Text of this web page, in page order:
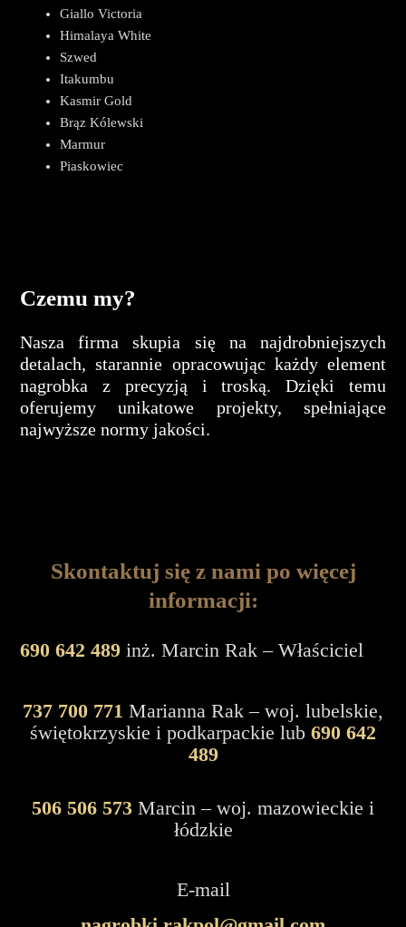
Giallo Victoria
Himalaya White
Szwed
Itakumbu
Kasmir Gold
Brąz Kólewski
Marmur
Piaskowiec
Czemu my?
Nasza firma skupia się na najdrobniejszych
detalach, starannie opracowując każdy element
nagrobka z precyzją i troską. Dzięki temu
oferujemy unikatowe projekty, spełniające
najwyższe normy jakości.
Skontaktuj się z nami po więcej
informacji:
690 642 489inż. Marcin Rak – Właściciel
737 700 771 Marianna Rak – woj. lubelskie,
świętokrzyskie i podkarpackie lub 690 642
489
506 506 573 Marcin – woj. mazowieckie i
łódzkie
E-mail